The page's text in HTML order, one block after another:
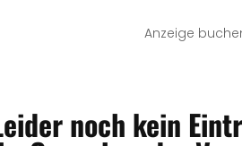
Anzeige
noch kein